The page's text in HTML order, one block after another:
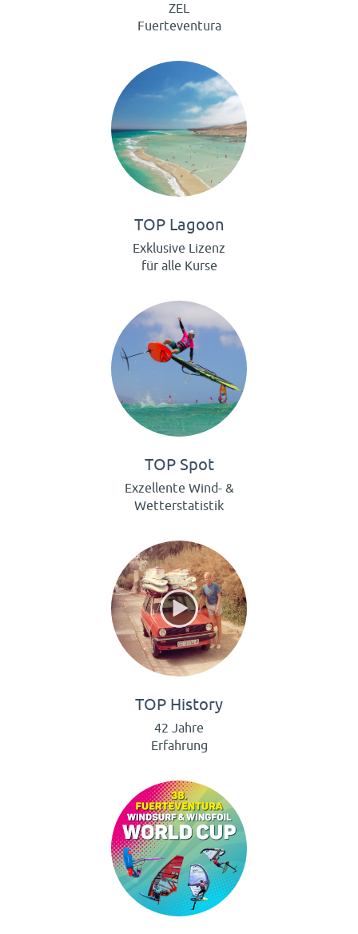
ZEL
Fuerteventura
TOP Lagoon
Exklusive Lizenz
für alle Kurse
TOP Spot
Exzellente Wind- &
Wetterstatistik
TOP History
42 Jahre
Erfahrung